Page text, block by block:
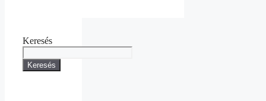
Keresés
Keresés